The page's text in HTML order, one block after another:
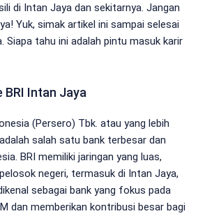
di Intan Jaya dan sekitarnya. Jangan
Yuk, simak artikel ini sampai selesai
Siapa tahu ini adalah pintu masuk karir
BRI Intan Jaya
(Persero) Tbk. atau yang lebih
salah satu bank terbesar dan
BRI memiliki jaringan yang luas,
negeri, termasuk di Intan Jaya,
sebagai bank yang fokus pada
dan memberikan kontribusi besar bagi